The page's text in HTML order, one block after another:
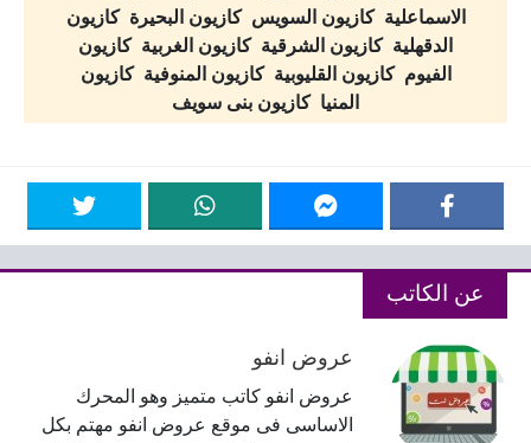
الاسماعلية كازيون السويس كازيون البحيرة كازيون
الدقهلية كازيون الشرقية كازيون الغربية كازيون
الفيوم كازيون القليوبية كازيون المنوفية كازيون
المنيا كازيون بنى سويف
عن الكاتب
عروض انفو
عروض انفو كاتب متميز وهو المحرك
الاساسى فى موقع عروض انفو مهتم بكل